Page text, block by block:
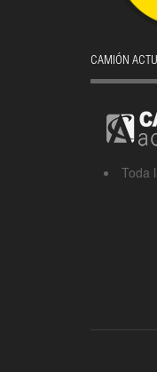
CAMIÓN
Toda